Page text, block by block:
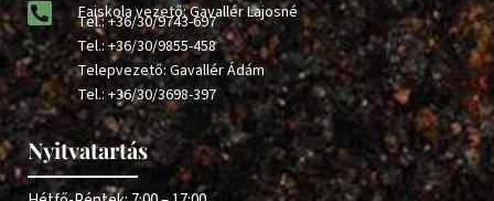
Faiskola vezető: Gavallér Lajosné
Tel.:+36/30/9743-697
Tel.:+36/30/9855-458
Telepvezető: Gavallér Ádám
Tel.:+36/30/3698-397
Nyitvatartás